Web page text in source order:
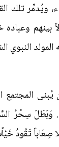
ويُدمِّر تلك
بينهم
النبوي
يُبنى
وَبَطَلَ
صِعَاباً تَقُودُ